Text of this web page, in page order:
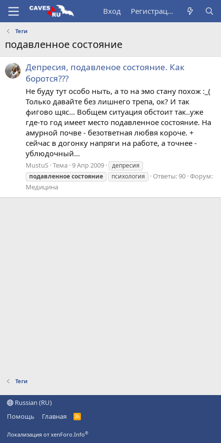
Вход Регистрация
Теги
подавленное состояние
Депресия, подавленое состояние. Как
боротся???
Не буду тут особо ныть, а то на эмо стану похож :_(
Только давайте без лишнего трепа, ок? И так
фигово щяс... Вобщем ситуация обстоит так..уже
где-то год имеет место подавленное состояние. На
амурной почве - безответная любвя короче. +
сейчас в догонку напряги на работе, а точнее -
ублюдочный...
MustuS Тема 9 Апр 2009
депресия
подавленноесостояние психология Ответы: 90 Форум:
Медицина
Теги
Russian (RU)
Помощь
Главная
R
Локализация от xenForo.Info®